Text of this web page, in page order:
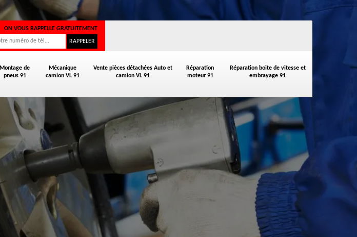
Montage de
pneus 91
Mécanique
camion VL 91
Vente pièces détachées Auto et
camion VL 91
Réparation
moteur 91
Réparation boite de vitesse et
embrayage 91
ON VOUS RAPPELLE GRATUITEMENT